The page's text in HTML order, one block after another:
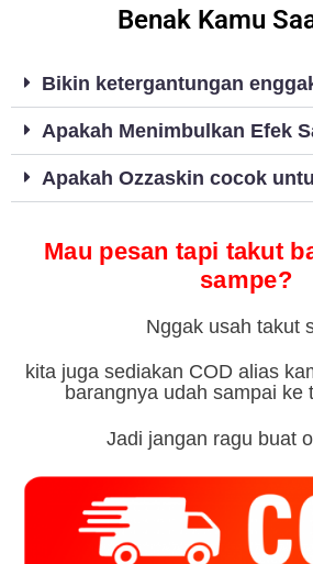
Benak Kamu
Bikin ketergantungan
Apakah Menimbulkan Efek
Apakah Ozzaskin cocok
Mau pesan tapi takut
sampe?
Nggak usah takut
kita juga sediakan COD alias
barangnya udah sampai ke
Jadi jangan ragu buat